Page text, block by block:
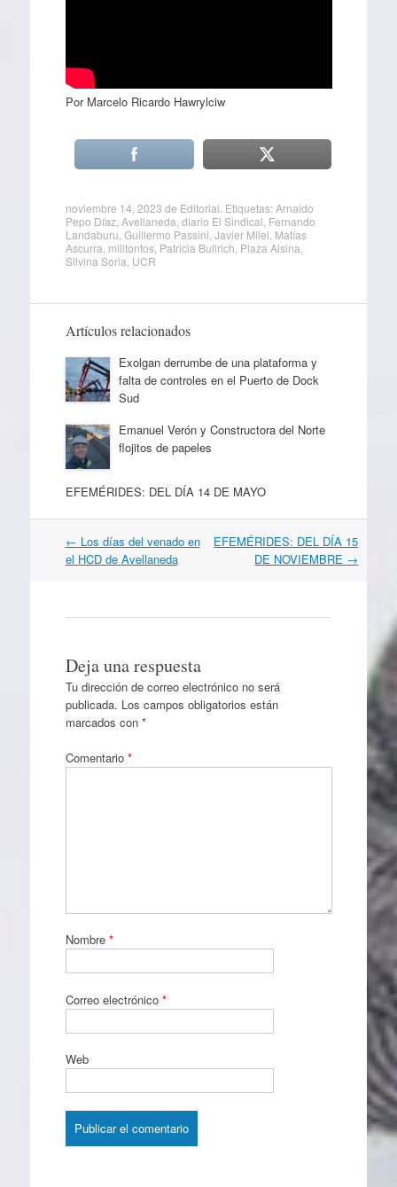
Por Marcelo Ricardo Hawrylciw
noviembre 14, 2023 de Editorial . Etiquetas:Arnaldo
Pepo Díaz, Avellaneda diario El Sindical Fernando
Landaburu Guillermo Passini Javier Milei Matías
Ascurra militontos, Patricia Bullrich Plaza Alsina
Silvina Soria UCR
Artículos relacionados
Exolgan derrumbe de una plataforma y
falta de controles en el Puerto de Dock
Sud
Emanuel Verón y Constructora del Norte
flojitos de papeles
EFEMÉRIDES: DEL DÍA 14 DE MAYO
Navegación
por
← Los días del venado en
el HCD de Avellaneda
EFEMÉRIDES: DEL DÍA 15
DE NOVIEMBRE →
Deja una respuesta
Tu dirección de correo electrónico no será
publicada. Los campos obligatorios están
marcados con *
Comentario *
Nombre *
Correo electrónico *
Web